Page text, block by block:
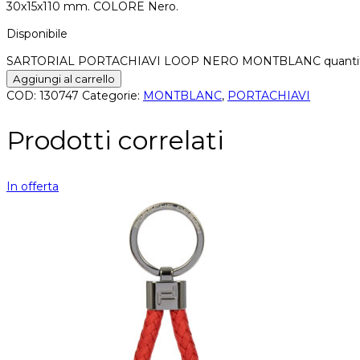
30x15x110 mm. COLORE Nero.
Disponibile
SARTORIAL PORTACHIAVI LOOP NERO MONTBLANC
Aggiungi al carrello
COD: 130747 Categorie: MONTBLANC, PORTACHIAVI
Prodotti correlati
In offerta